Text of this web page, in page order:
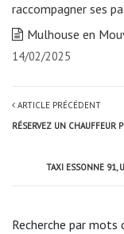
raccompagner ses
Mulhouse en
14/02/2025
ARTICLE PRÉCÉDENT
RÉSERVEZ UN CHAUFFEUR
TAXI ESSONNE 91,
Recherche par mots